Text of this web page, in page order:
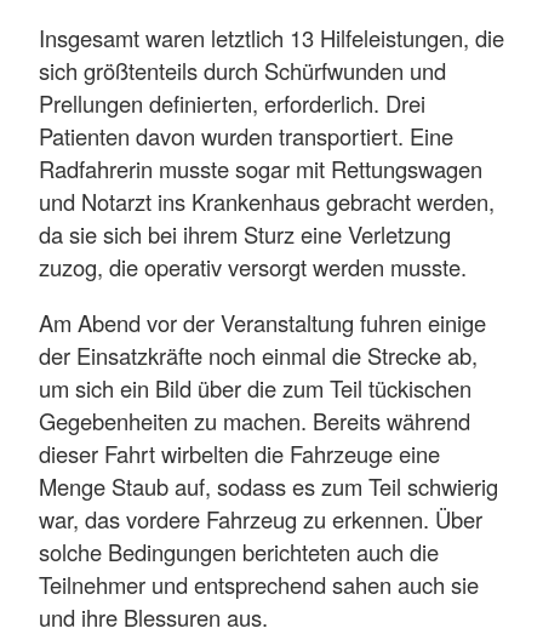
Insgesamt waren letztlich 13 Hilfeleistungen, die
sich größtenteils durch Schürfwunden und
Prellungen definierten, erforderlich. Drei
Patienten davon wurden transportiert. Eine
Radfahrerin musste sogar mit Rettungswagen
und Notarzt ins Krankenhaus gebracht werden,
da sie sich bei ihrem Sturz eine Verletzung
zuzog, die operativ versorgt werden musste.
Am Abend vor der Veranstaltung fuhren einige
der Einsatzkräfte noch einmal die Strecke ab,
um sich ein Bild über die zum Teil tückischen
Gegebenheiten zu machen. Bereits während
dieser Fahrt wirbelten die Fahrzeuge eine
Menge Staub auf, sodass es zum Teil schwierig
war, das vordere Fahrzeug zu erkennen. Über
solche Bedingungen berichteten auch die
Teilnehmer und entsprechend sahen auch sie
und ihre Blessuren aus.